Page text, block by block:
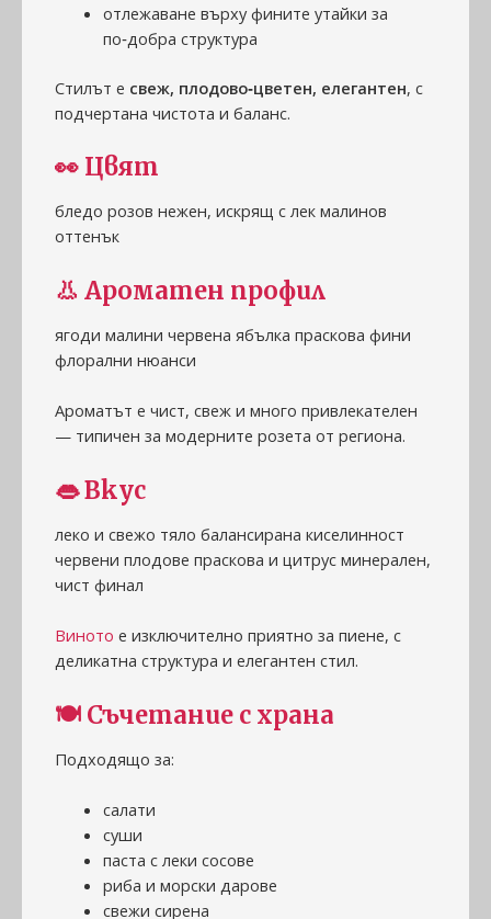
отлежаване върху фините утайки за
по‑добра структура
Стилът е свеж, плодово‑цветен, елегантен, с
подчертана чистота и баланс.
👀 Цвят
бледо розов нежен, искрящ с лек малинов
оттенък
👃 Ароматен профил
ягоди малини червена ябълка праскова фини
флорални нюанси
Ароматът е чист, свеж и много привлекателен
— типичен за модерните розета от региона.
👄Вкус
леко и свежо тяло балансирана киселинност
червени плодове праскова и цитрус минерален,
чист финал
Виното е изключително приятно за пиене, с
деликатна структура и елегантен стил.
🍽 Съчетание с храна
Подходящо за:
салати
суши
паста с леки сосове
риба и морски дарове
свежи сирена